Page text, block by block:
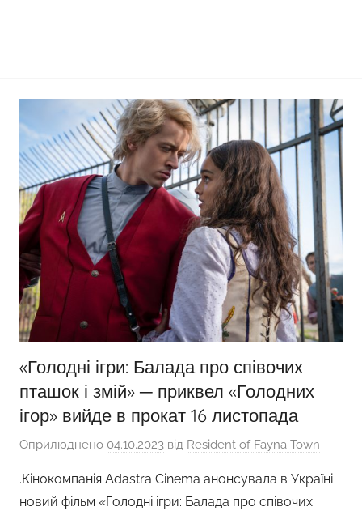
«Голодні ігри: Балада про співочих
пташок і змій» ─ приквел «Голодних
ігор» вийде в прокат 16 листопада
Оприлюднено 04.10.2023 від Resident of Fayna Town
.Кінокомпанія Adastra Cinema анонсувала в Україні
новий фільм «Голодні ігри: Балада про співочих